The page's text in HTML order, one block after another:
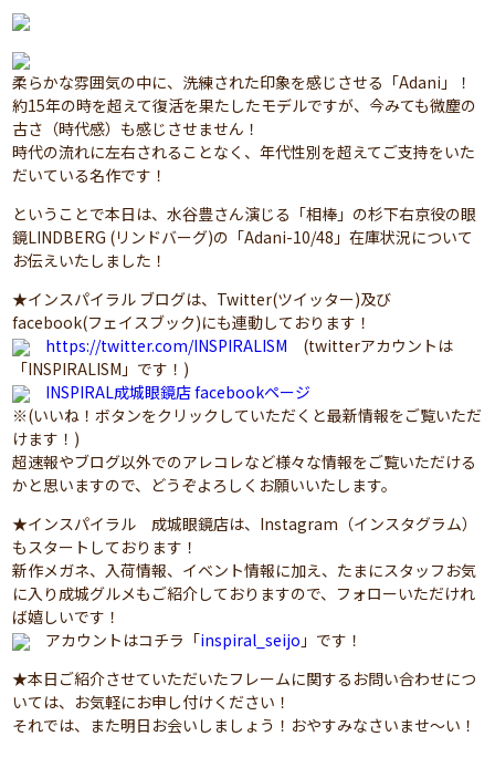
柔らかな雰囲気の中に、洗練された印象を感じさせる「Adani」！
約15年の時を超えて復活を果たしたモデルですが、今みても微塵の
古さ（時代感）も感じさせません！
時代の流れに左右されることなく、年代性別を超えてご支持をいた
だいている名作です！
ということで本日は、水谷豊さん演じる「相棒」の杉下右京役の眼
鏡LINDBERG (リンドバーグ)の「Adani-10/48」在庫状況について
お伝えいたしました！
★インスパイラル ブログは、Twitter(ツイッター)及び
facebook(フェイスブック)にも連動しております！
https://twitter.com/INSPIRALISM (twitterアカウントは
「INSPIRALISM」です！)
INSPIRAL成城眼鏡店 facebookページ
※(いいね！ボタンをクリックしていただくと最新情報をご覧いただ
けます！)
超速報やブログ以外でのアレコレなど様々な情報をご覧いただける
かと思いますので、どうぞよろしくお願いいたします。
★インスパイラル 成城眼鏡店は、Instagram（インスタグラム）
もスタートしております！
新作メガネ、入荷情報、イベント情報に加え、たまにスタッフお気
に入り成城グルメもご紹介しておりますので、フォローいただけれ
ば嬉しいです！
アカウントはコチラ「inspiral_seijo 」です！
★本日ご紹介させていただいたフレームに関するお問い合わせにつ
いては、お気軽にお申し付けください！
それでは、また明日お会いしましょう！おやすみなさいませ～い！